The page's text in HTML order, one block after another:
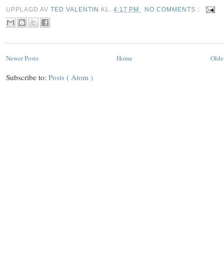
UPPLAGD AVTED VALENTIN KL.4:17 PM NO COMMENTS :
Newer Posts Home
Subscribe to: Posts ( Atom )